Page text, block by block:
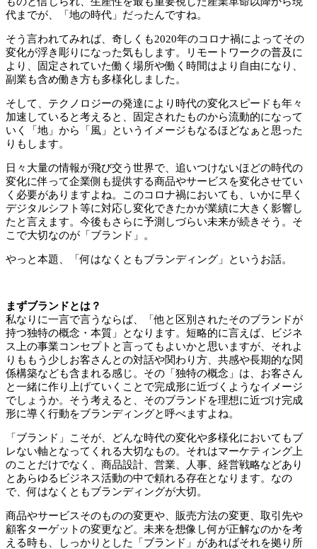
代までが、「地の時代」だったんですね。
そう言われてみれば、奇しくも2020年のコロナ禍によってその
変化が浮き彫りになった気もします。リモートワークの普及に
より、固定されていた働く場所や働く時間はより自由になり、
副業も含め働き方も多様化しました。
そして、テクノロジーの発達により時代の変化スピードも年々
加速していると考えると、固定されたものから流動的になって
いく「地」から「風」というイメージもなるほどなぁと思った
りもします。
日々大量の情報が飛び交う世界で、追いつけないほどの時代の
変化に伴って企業側も提供する商品やサービスを変化させてい
く必要がありますよね。このコロナ禍においても、いかに早く
デジタルシフト等に対応し変化できたかが業績に大きく影響し
たと言えます。今後もさらに予測しづらい未来が続きそう。そ
こで大切なのが「ブランド」。
やっと本題、「何はなくともブランディング」というお話。
まずブランドとは？
私なりに一言で言うならば、「他と区別されたそのブランドが
持つ独特の概念・本質」となります。短略的に言えば、ビジネ
ス上の事業コンセプトと言ってもよいかと思いますが、それよ
りももう少しお客さんとの対話や関わり方、共感や長期的な関
係構築なども含まれる感じ。その「独特の概念」は、お客さん
と一緒に作り上げていくことで完成形に近づくようなイメージ
でしょうか。そう考えると、そのブランドを理想に近づけ完成
形に導く行動をブランディングと呼べますよね。
「ブランド」こそが、どんな時代の変化や多様化においてもブ
レない軸となってくれる大切なもの。それはマーケティング上
のことだけでなく、商品設計、営業、人事、経営戦略などあり
とあらゆるビジネス活動の中で頼れる存在となります。なの
で、何はなくともブランディングが大切。
商品やサービスそのものの変更や、販売方法の変更、取引先や
顧客ターゲットの変更など。未来を想像し何が正解なのかを考
える時も、しっかりとした「ブランド」があればそれを拠り所